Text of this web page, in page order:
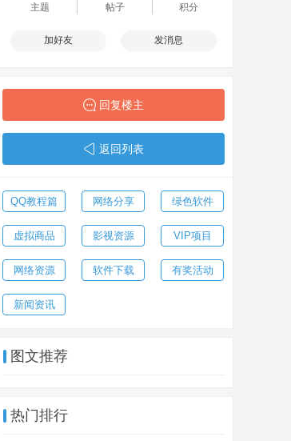
主题
帖子
积分
加好友 发消息
回复楼主
返回列表
QQ教程篇 网络分享 绿色软件
虚拟商品 影视资源 VIP项目
网络资源 软件下载 有奖活动
新闻资讯
图文推荐
热门排行